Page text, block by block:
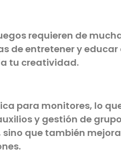
requieren de
de entretener y
tu creatividad.
para monitores, lo
y gestión de
que también